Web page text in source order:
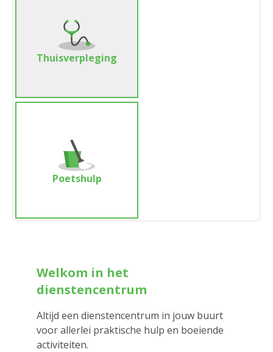
Thuisverpleging
Poetshulp
Welkom in het
dienstencentrum
Altijd een dienstencentrum in jouw buurt
voor allerlei praktische hulp en boeiende
activiteiten.